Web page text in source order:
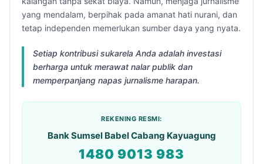
yang mendalam, berpihak pada amanat hati nurani, dan
tetap independen memerlukan sumber daya yang nyata.
Setiap kontribusi sukarela Anda adalah investasi
berharga untuk merawat nalar publik dan
memperpanjang napas jurnalisme harapan.
REKENING RESMI:
Bank Sumsel Babel Cabang Kayuagung
1480 9013 983